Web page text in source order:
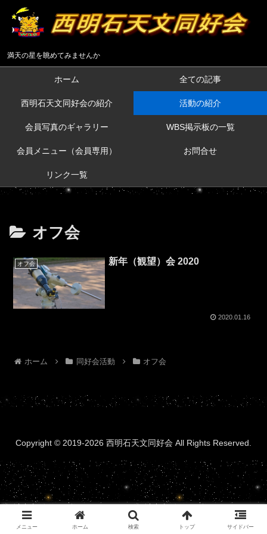
満天の星を眺めてみませんか
ホーム 全ての記事
西明石天文同好会の紹介 活動の紹介
会員写真のギャラリー WBS掲示板の一覧
会員メニュー（会員専用） お問合せ
リンク一覧
オフ会
オフ会 新年（観望）会 2020
2020.01.16
ホーム 同好会活動 オフ会
Copyright © 2019-2026 西明石天文同好会 All Rights Reserved.
メニュー ホーム 検索 トップ サイドバー